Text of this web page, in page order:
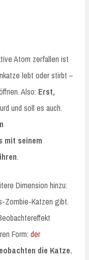
Atom zerfallen ist
lebt oder stirbt –
Also: Erst,
und soll es auch.
mit seinem
.
Dimension hinzu:
Zombie-Katzen gibt.
Form: der
die Katze.